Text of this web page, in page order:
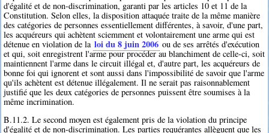
d'égalité et de non-discrimination, garanti par les articles 10 et 11 de la
Constitution. Selon elles, la disposition attaquée traite de la même manière
des catégories de personnes essentiellement différentes, à savoir, d'une part,
les acquéreurs qui achètent sciemment et volontairement une arme qui est
détenue en violation de la loi du 8 juin 2006 ou de ses arrêtés d'exécution
et qui, soit enregistrent l'arme pour procéder au blanchiment de celle-ci, soit
maintiennent l'arme dans le circuit illégal et, d'autre part, les acquéreurs de
bonne foi qui ignorent et sont aussi dans l'impossibilité de savoir que l'arme
qu'ils achètent est détenue illégalement. Il ne serait pas raisonnablement
justifié que les deux catégories de personnes puissent être soumises à la
même incrimination.
B.11.2. Le second moyen est également pris de la violation du principe
d'égalité et de non-discrimination. Les parties requérantes allèguent que les